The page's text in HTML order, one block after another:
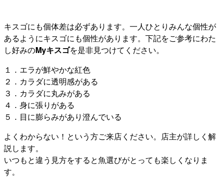
キスゴにも個体差は必ずあります。一人ひとりみんな個性が
あるようにキスゴにも個性があります。下記をご参考にわた
し好みのMyキスゴを是非見つけてください。
１．エラが鮮やかな紅色
２．カラダに透明感がある
３．カラダに丸みがある
４．身に張りがある
５．目に膨らみがあり澄んでいる
よくわからない！という方ご来店ください。店主が詳しく解
説します。
いつもと違う見方をすると魚選びがとっても楽しくなりま
す。